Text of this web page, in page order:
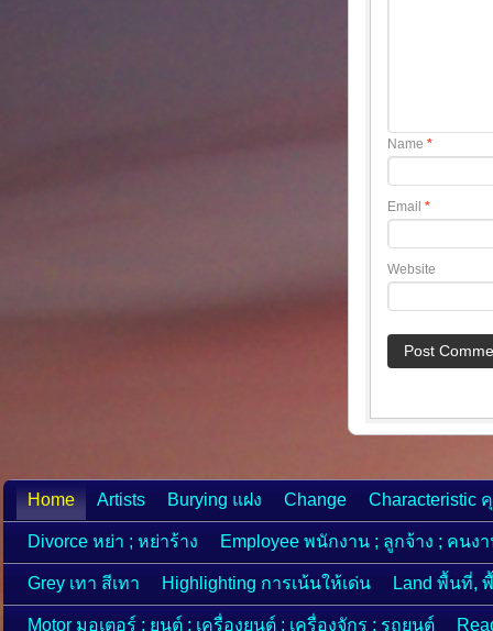
Name *
Email *
Website
Home Artists Burying แฝง Change Characteristic
Divorce หย่า ; หย่าร้าง Employee พนักงาน ; ลูกจ้าง ; คนง
Grey เทา สีเทา Highlighting การเน้นให้เด่น Land พื้นที่,
Motor มอเตอร์ ; ยนต์ ; เครื่องยนต์ ; เครื่องจักร ; รถยนต์